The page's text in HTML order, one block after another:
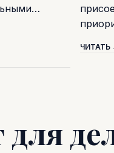
ЧИТАТЬ
для